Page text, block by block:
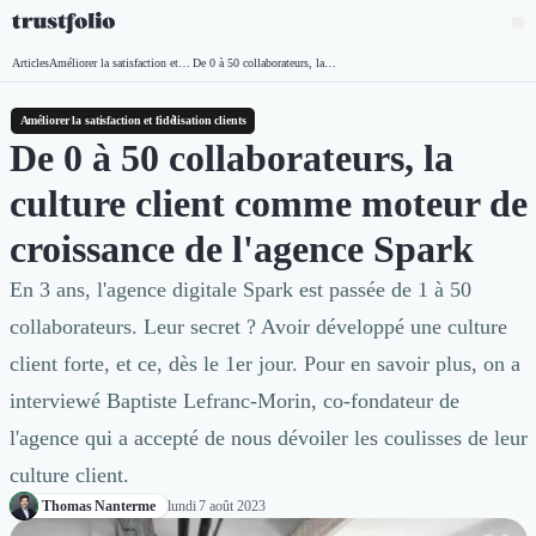
Pourquoi Trustfolio ?
Mesure de satisfaction
Collecte d'avis vérifiés B2B
Collecte d’avis Google
Import d'avis existants
Widgets d'avis
Partage d’avis multicanal
Cas client
Vidéo de témoignage
Parrainage
Révéler le réseau
Vitrine & média
Suivi du ROI
Découvrir
Découvrir
Articles
Améliorer la satisfaction et fidélisation clients
De 0 à 50 collaborateurs, la
culture client comme moteur de
croissance de l'agence Spark
En 3 ans, l'agence digitale Spark est passée de 1 à 50
collaborateurs. Leur secret ? Avoir développé une culture
client forte, et ce, dès le 1er jour. Pour en savoir plus, on a
interviewé Baptiste Lefranc-Morin, co-fondateur de
l'agence qui a accepté de nous dévoiler les coulisses de leur
culture client.
Thomas Nanterme lundi 7 août 2023